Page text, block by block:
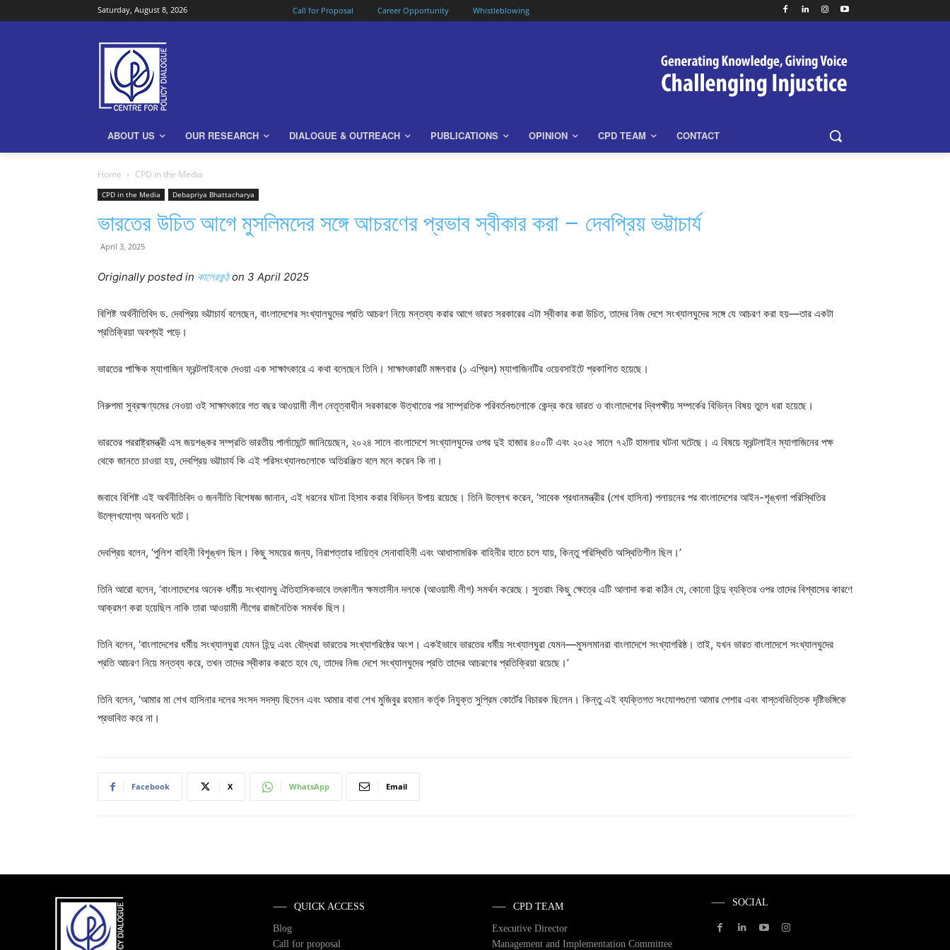
Saturday, August 8, 2026 Call for Proposal Career Opportunity Whistleblowing
ABOUT US OUR RESEARCH DIALOGUE & OUTREACH PUBLICATIONS OPINION CPD TEAM CONTACT
Home CPD in the Media
CPD in the Media Debapriya Bhattacharya
ভারতের উচিত আগে মুসলিমদের সঙ্গে আচরণের প্রভাব স্বীকার করা – দেবপ্রিয় ভট্টাচার্য
April 3, 2025
Originally posted in কালেরকন্ঠon 3 April 2025
বিশিষ্ট অর্থনীতিবিদ ড. দেবপ্রিয় ভট্টাচার্য বলেছেন, বাংলাদেশের সংখ্যালঘুদের প্রতি আচরণ নিয়ে মন্তব্য করার আগে ভারত সরকারের এটা স্বীকার করা উচিত, তাদের নিজ দেশে সংখ্যালঘুদের সঙ্গে যে আচরণ করা হয়—তার একটা
প্রতিক্রিয়া অবশ্যই পড়ে।
ভারতের পাক্ষিক ম্যাগাজিন ফ্রন্টলাইনকে দেওয়া এক সাক্ষাৎকারে এ কথা বলেছেন তিনি। সাক্ষাৎকারটি মঙ্গলবার (১ এপ্রিল) ম্যাগাজিনটির ওয়েবসাইটে প্রকাশিত হয়েছে।
নিরুপমা সুব্রহ্মণ্যমের নেওয়া ওই সাক্ষাৎকারে গত বছর আওয়ামী লীগ নেতৃত্বাধীন সরকারকে উত্খাতের পর সাম্প্রতিক পরিবর্তনগুলোকে কেন্দ্র করে ভারত ও বাংলাদেশের দ্বিপক্ষীয় সম্পর্কের বিভিন্ন বিষয় তুলে ধরা হয়েছে।
ভারতের পররাষ্ট্রমন্ত্রী এস জয়শঙ্কর সম্প্রতি ভারতীয় পার্লামেন্টে জানিয়েছেন, ২০২৪ সালে বাংলাদেশে সংখ্যালঘুদের ওপর দুই হাজার ৪০০টি এবং ২০২৫ সালে ৭২টি হামলার ঘটনা ঘটেছে। এ বিষয়ে ফ্রন্টলাইন ম্যাগাজিনের পক্ষ
থেকে জানতে চাওয়া হয়, দেবপ্রিয় ভট্টাচার্য কি এই পরিসংখ্যানগুলোকে অতিরঞ্জিত বলে মনে করেন কি না।
জবাবে বিশিষ্ট এই অর্থনীতিবিদ ও জননীতি বিশেষজ্ঞ জানান, এই ধরনের ঘটনা হিসাব করার বিভিন্ন উপায় রয়েছে। তিনি উল্লেখ করেন, ‘সাবেক প্রধানমন্ত্রীর (শেখ হাসিনা) পলায়নের পর বাংলাদেশের আইন-শৃঙ্খলা পরিস্থিতির
উল্লেখযোগ্য অবনতি ঘটে।
দেবপ্রিয় বলেন, ‘পুলিশ বাহিনী বিশৃঙ্খল ছিল। কিছু সময়ের জন্য, নিরাপত্তার দায়িত্ব সেনাবাহিনী এবং আধাসামরিক বাহিনীর হাতে চলে যায়, কিন্তু পরিস্থিতি অস্থিতিশীল ছিল।’
তিনি আরো বলেন, ‘বাংলাদেশের অনেক ধর্মীয় সংখ্যালঘু ঐতিহাসিকভাবে তৎকালীন ক্ষমতাসীন দলকে (আওয়ামী লীগ) সমর্থন করেছে। সুতরাং কিছু ক্ষেত্রে এটি আলাদা করা কঠিন যে, কোনো হিন্দু ব্যক্তির ওপর তাদের বিশ্বাসের কারণে
আক্রমণ করা হয়েছিল নাকি তারা আওয়ামী লীগের রাজনৈতিক সমর্থক ছিল।
তিনি বলেন, ‘বাংলাদেশের ধর্মীয় সংখ্যালঘুরা যেমন হিন্দু এবং বৌদ্ধরা ভারতের সংখ্যাগরিষ্ঠের অংশ। একইভাবে ভারতের ধর্মীয় সংখ্যালঘুরা যেমন—মুসলমানরা বাংলাদেশে সংখ্যাগরিষ্ঠ। তাই, যখন ভারত বাংলাদেশে সংখ্যালঘুদের
প্রতি আচরণ নিয়ে মন্তব্য করে, তখন তাদের স্বীকার করতে হবে যে, তাদের নিজ দেশে সংখ্যালঘুদের প্রতি তাদের আচরণের প্রতিক্রিয়া রয়েছে।’
তিনি বলেন, ‘আমার মা শেখ হাসিনার দলের সংসদ সদস্য ছিলেন এবং আমার বাবা শেখ মুজিবুর রহমান কর্তৃক নিযুক্ত সুপ্রিম কোর্টের বিচারক ছিলেন। কিন্তু এই ব্যক্তিগত সংযোগগুলো আমার পেশার এবং বাস্তবভিত্তিক দৃষ্টিভঙ্গিকে
প্রভাবিত করে না।
Facebook X WhatsApp Email
QUICK ACCESS
Blog
Call for proposal
CPD TEAM
Executive Director
Management and Implementation Committee
SOCIAL